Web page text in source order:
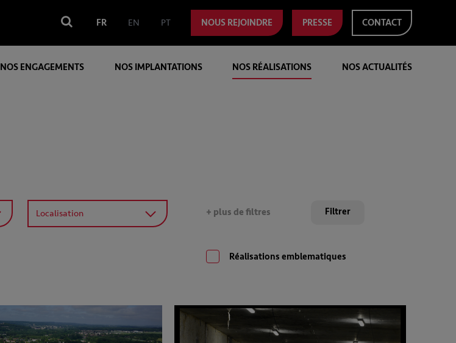
FR EN PT NOUS REJOINDRE PRESSE CONTACT
NOS ENGAGEMENTS NOS IMPLANTATIONS NOS RÉALISATIONS NOS ACTUALITÉS
Localisation + plus de filtres
Réalisations emblematiques